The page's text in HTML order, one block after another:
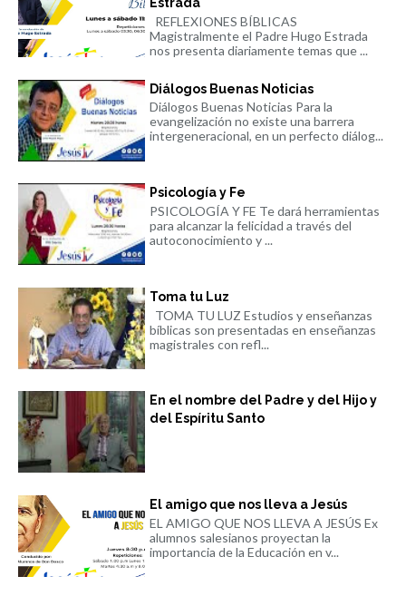
REFLEXIONES BÍBLICAS
Magistralmente el Padre Hugo Estrada
nos presenta diariamente temas que ...
Diálogos Buenas Noticias
Diálogos Buenas Noticias Para la
evangelización no existe una barrera
intergeneracional, en un perfecto diálog...
Psicología y Fe
PSICOLOGÍA Y FE Te dará herramientas
para alcanzar la felicidad a través del
autoconocimiento y ...
Toma tu Luz
TOMA TU LUZ Estudios y enseñanzas
bíblicas son presentadas en enseñanzas
magistrales con refl...
En el nombre del Padre y del Hijo y
del Espíritu Santo
El amigo que nos lleva a Jesús
EL AMIGO QUE NOS LLEVA A JESÚS Ex
alumnos salesianos proyectan la
importancia de la Educación en v...